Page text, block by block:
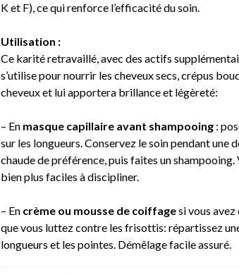
K et F), ce qui renforce l’efficacité du soin.
Utilisation :
Ce karité retravaillé, avec des actifs
s’utilise pour nourrir les cheveux secs, crépus
cheveux et lui apportera brillance et légèreté:
– En masque capillaire avant shampooing:
sur les longueurs. Conservez le soin pendant une
chaude de préférence, puis faites un
bien plus faciles à discipliner.
– En crème ou mousse de coiffagesi vous avez
que vous luttez contre les frisottis: répartissez
longueurs et les pointes. Démêlage facile assuré.